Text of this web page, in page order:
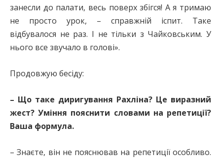
занесли до палати, весь поверх збігся! А я тримаю
не просто урок, – справжній іспит. Таке
відбувалося не раз. І не тільки з Чайковським. У
нього все звучало в голові».
Продовжую бесіду:
– Що таке диригування Рахліна? Це виразний
жест? Уміння пояснити словами на репетиції?
Ваша формула.
– Знаєте, він не пояснював на репетиції особливо.